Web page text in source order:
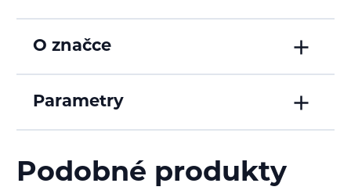
O značce
Parametry
Podobné produkty